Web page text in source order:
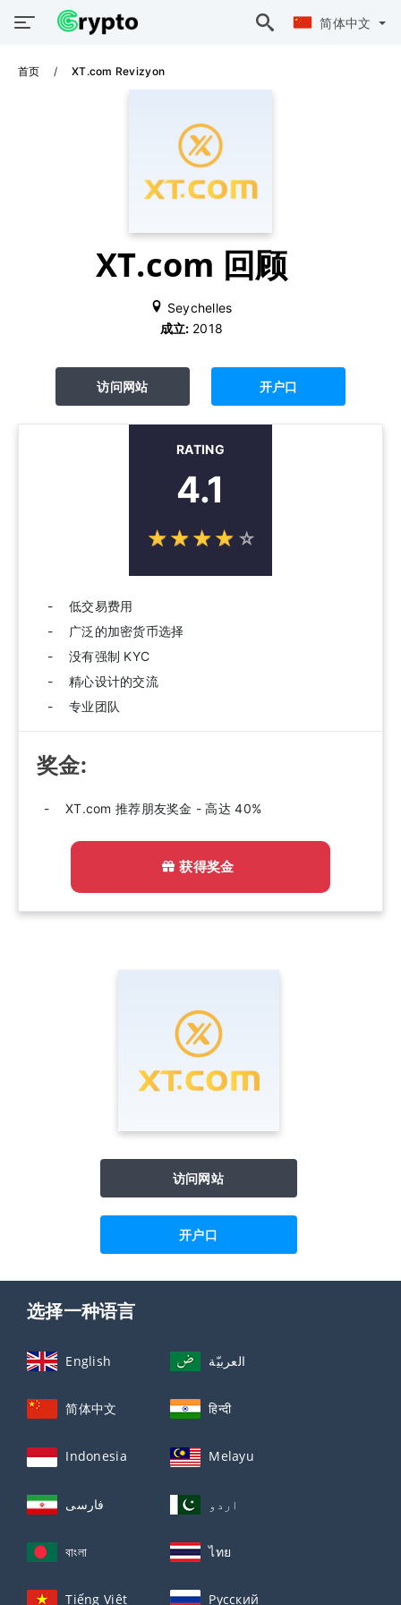
简体中文
首页 XT.com Revizyon
XT.com 回顾
Seychelles
成立: 2018
访问网站 开户口
RATING
4.1
☆☆☆☆ ☆
★★★★ ★
低交易费用
广泛的加密货币选择
没有强制 KYC
精心设计的交流
专业团队
奖金:
XT.com 推荐朋友奖金 - 高达 40%
获得奖金
访问网站
开户口
选择一种语言
English العربيّة
简体中文 हिन्दी
Indonesia Melayu
فارسی اردو
বাংলা ไทย
Tiếng Việt Русский